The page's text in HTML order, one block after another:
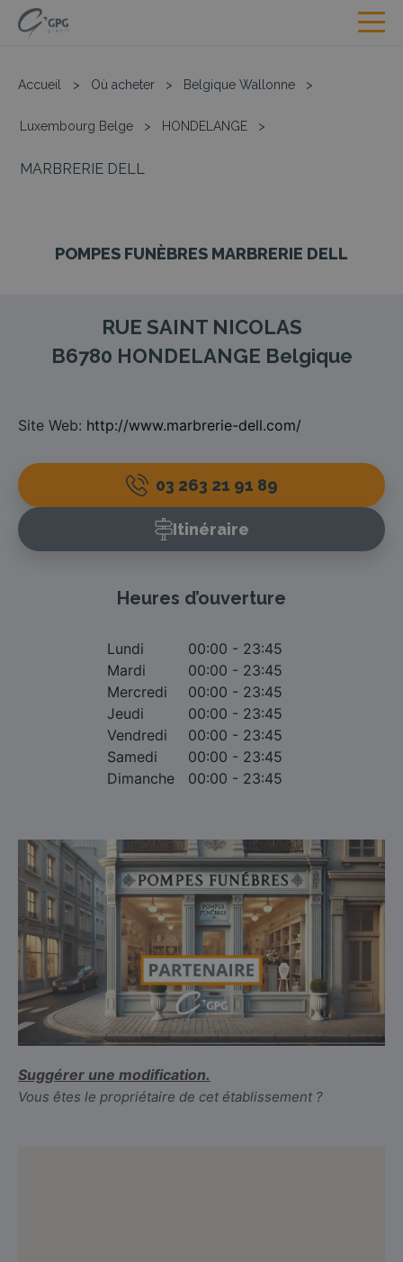
Accueil > Où acheter > Belgique Wallonne >
Luxembourg Belge > HONDELANGE >
MARBRERIE DELL
POMPES FUNÈBRES MARBRERIE DELL
RUE SAINT NICOLAS
B6780 HONDELANGE Belgique
Site Web: http://www.marbrerie-dell.com/
03 263 21 91 89
Itinéraire
Heures d’ouverture
Lundi
00:00 - 23:45
Mardi
00:00 - 23:45
Mercredi
00:00 - 23:45
Jeudi
00:00 - 23:45
Vendredi
00:00 - 23:45
Samedi
00:00 - 23:45
Dimanche
00:00 - 23:45
Suggérer une modification.
Vous êtes le propriétaire de cet établissement ?